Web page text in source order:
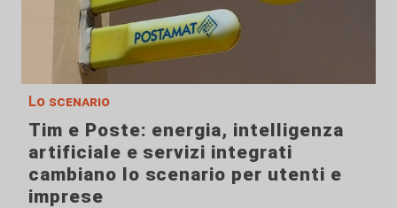
Lo scenario
Tim e Poste: energia, intelligenza
artificiale e servizi integrati
cambiano lo scenario per utenti e
imprese